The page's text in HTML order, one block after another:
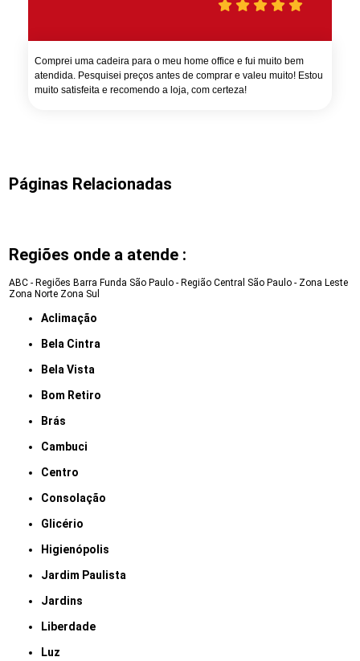
Comprei uma cadeira para o meu home office e fui muito bem
atendida. Pesquisei preços antes de comprar e valeu muito! Estou
muito satisfeita e recomendo a loja, com certeza!
Páginas Relacionadas
Regiões onde a atende :
ABC - Regiões Barra Funda São Paulo - Região Central São Paulo - Zona Leste
Zona Norte Zona Sul
Aclimação
Bela Cintra
Bela Vista
Bom Retiro
Brás
Cambuci
Centro
Consolação
Glicério
Higienópolis
Jardim Paulista
Jardins
Liberdade
Luz